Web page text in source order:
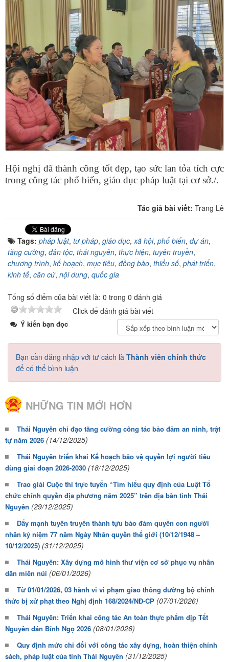
Hội nghị đã thành công tốt đẹp, tạo sức lan tỏa tích cực
trong công tác phổ biến, giáo dục pháp luật tại cơ sở./.
Tác giả bài viết: Trang Lê
Tags: pháp luật, tư pháp, giáo dục,xã hội, phổ biến, dự án,
tăng cường, dân tộc, thái nguyên, thực hiện, tuyên truyền,
chương trình, kế hoạch, mục tiêu, đồng bào, thiểu số, phát triển,
kinh tế, căn cứ, nội dung, quốc gia
Tổng số điểm của bài viết là: 0 trong 0 đánh giá
Click để đánh giá bài viết
Ý kiến bạn đọc
Bạn cần đăng nhập với tư cách là Thành viên chính thức
để có thể bình luận
NHỮNG TIN MỚI HƠN
Thái Nguyên chỉ đạo tăng cường công tác bảo đảm an ninh, trật
tự năm 2026 (14/12/2025)
Thái Nguyên triển khai Kế hoạch bảo vệ quyền lợi người tiêu
dùng giai đoạn 2026-2030 (18/12/2025)
Trao giải Cuộc thi trực tuyến “Tìm hiểu quy định của Luật Tổ
chức chính quyền địa phương năm 2025” trên địa bàn tỉnh Thái
Nguyên (29/12/2025)
Đẩy mạnh tuyên truyền thành tựu bảo đảm quyền con người
nhân kỷ niệm 77 năm Ngày Nhân quyền thế giới (10/12/1948 –
10/12/2025) (31/12/2025)
Thái Nguyên: Xây dựng mô hình thư viện cơ sở phục vụ nhân
dân miền núi (06/01/2026)
Từ 01/01/2026, 03 hành vi vi phạm giao thông đường bộ chính
thức bị xử phạt theo Nghị định 168/2024/NĐ-CP (07/01/2026)
Thái Nguyên: Triển khai công tác An toàn thực phẩm dịp Tết
Nguyên đán Bính Ngọ 2026 (08/01/2026)
Quy định mức chi đối với công tác xây dựng, hoàn thiện chính
sách, pháp luật của tỉnh Thái Nguyên (31/12/2025)